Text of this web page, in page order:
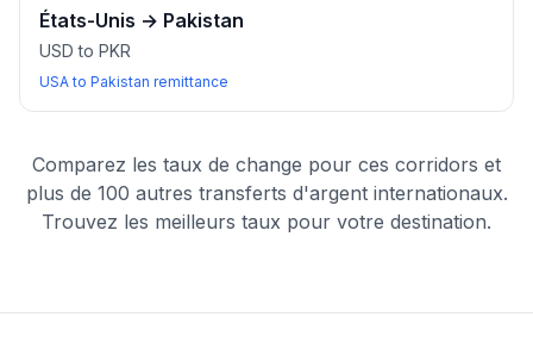
États-Unis → Pakistan
USD to PKR
USA to Pakistan remittance
Comparez les taux de change pour ces corridors et
plus de 100 autres transferts d'argent internationaux.
Trouvez les meilleurs taux pour votre destination.